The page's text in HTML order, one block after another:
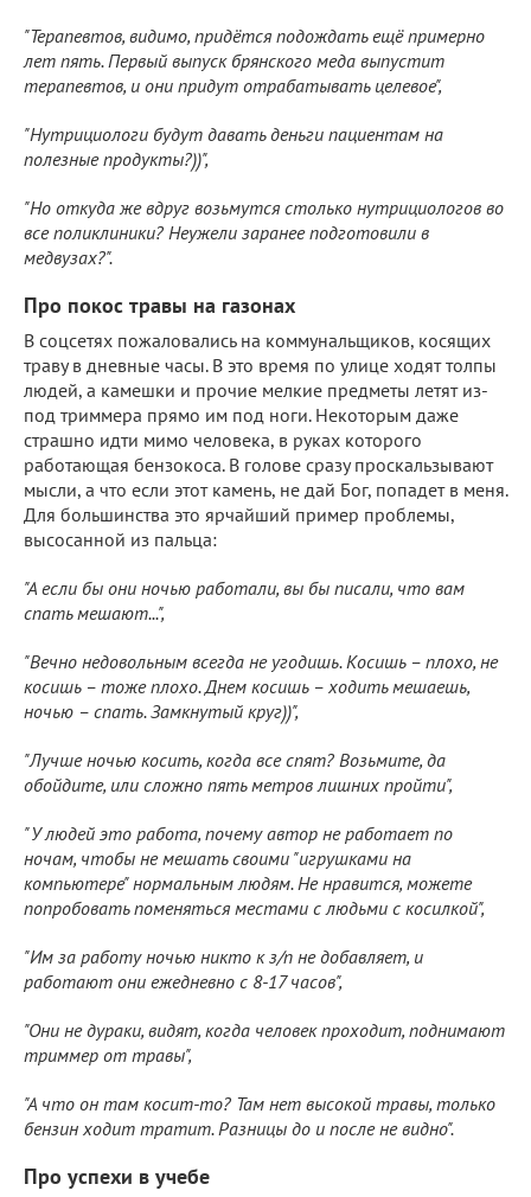
"Терапевтов, видимо, придётся подождать ещё примерно
лет пять. Первый выпуск брянского меда выпустит
терапевтов, и они придут отрабатывать целевое",
"Нутрициологи будут давать деньги пациентам на
полезные продукты?))",
"Но откуда же вдруг возьмутся столько нутрициологов во
все поликлиники? Неужели заранее подготовили в
медвузах?".
Про покос травы на газонах
В соцсетях пожаловались на коммунальщиков, косящих
траву в дневные часы. В это время по улице ходят толпы
людей, а камешки и прочие мелкие предметы летят из-
под триммера прямо им под ноги. Некоторым даже
страшно идти мимо человека, в руках которого
работающая бензокоса. В голове сразу проскальзывают
мысли, а что если этот камень, не дай Бог, попадет в меня.
Для большинства это ярчайший пример проблемы,
высосанной из пальца:
"А если бы они ночью работали, вы бы писали, что вам
спать мешают...",
"Вечно недовольным всегда не угодишь. Косишь – плохо, не
косишь – тоже плохо. Днем косишь – ходить мешаешь,
ночью – спать. Замкнутый круг))",
"Лучше ночью косить, когда все спят? Возьмите, да
обойдите, или сложно пять метров лишних пройти",
"У людей это работа, почему автор не работает по
ночам, чтобы не мешать своими "игрушками на
компьютере" нормальным людям. Не нравится, можете
попробовать поменяться местами с людьми с косилкой",
"Им за работу ночью никто к з/п не добавляет, и
работают они ежедневно с 8-17 часов",
"Они не дураки, видят, когда человек проходит, поднимают
триммер от травы",
"А что он там косит-то? Там нет высокой травы, только
бензин ходит тратит. Разницы до и после не видно".
Про успехи в учебе